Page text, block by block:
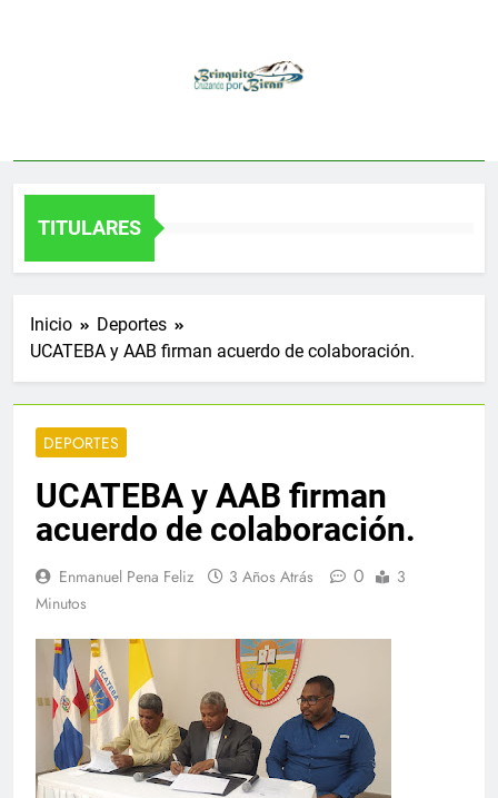
TITULARES
Inicio
Deportes
UCATEBA y AAB firman acuerdo de colaboración.
DEPORTES
UCATEBA y AAB firman
acuerdo de colaboración.
Enmanuel Pena Feliz 3 Años Atrás 0
3
Minutos